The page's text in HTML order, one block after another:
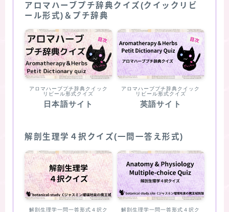
アロマハーブプチ辞典クイズ(クイックリビ
ール形式)＆プチ辞典
アロマハーブプチ辞典クイック
リビール形式クイズ
日本語サイト
アロマハーブプチ辞典クイック
リビール形式クイズ
英語サイト
解剖生理学４択クイズ(一問一答え形式)
解剖生理学一問一答形式４択ク 解剖生理学一問一答形式４択ク